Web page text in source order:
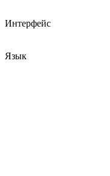
Интерфейс
Язык